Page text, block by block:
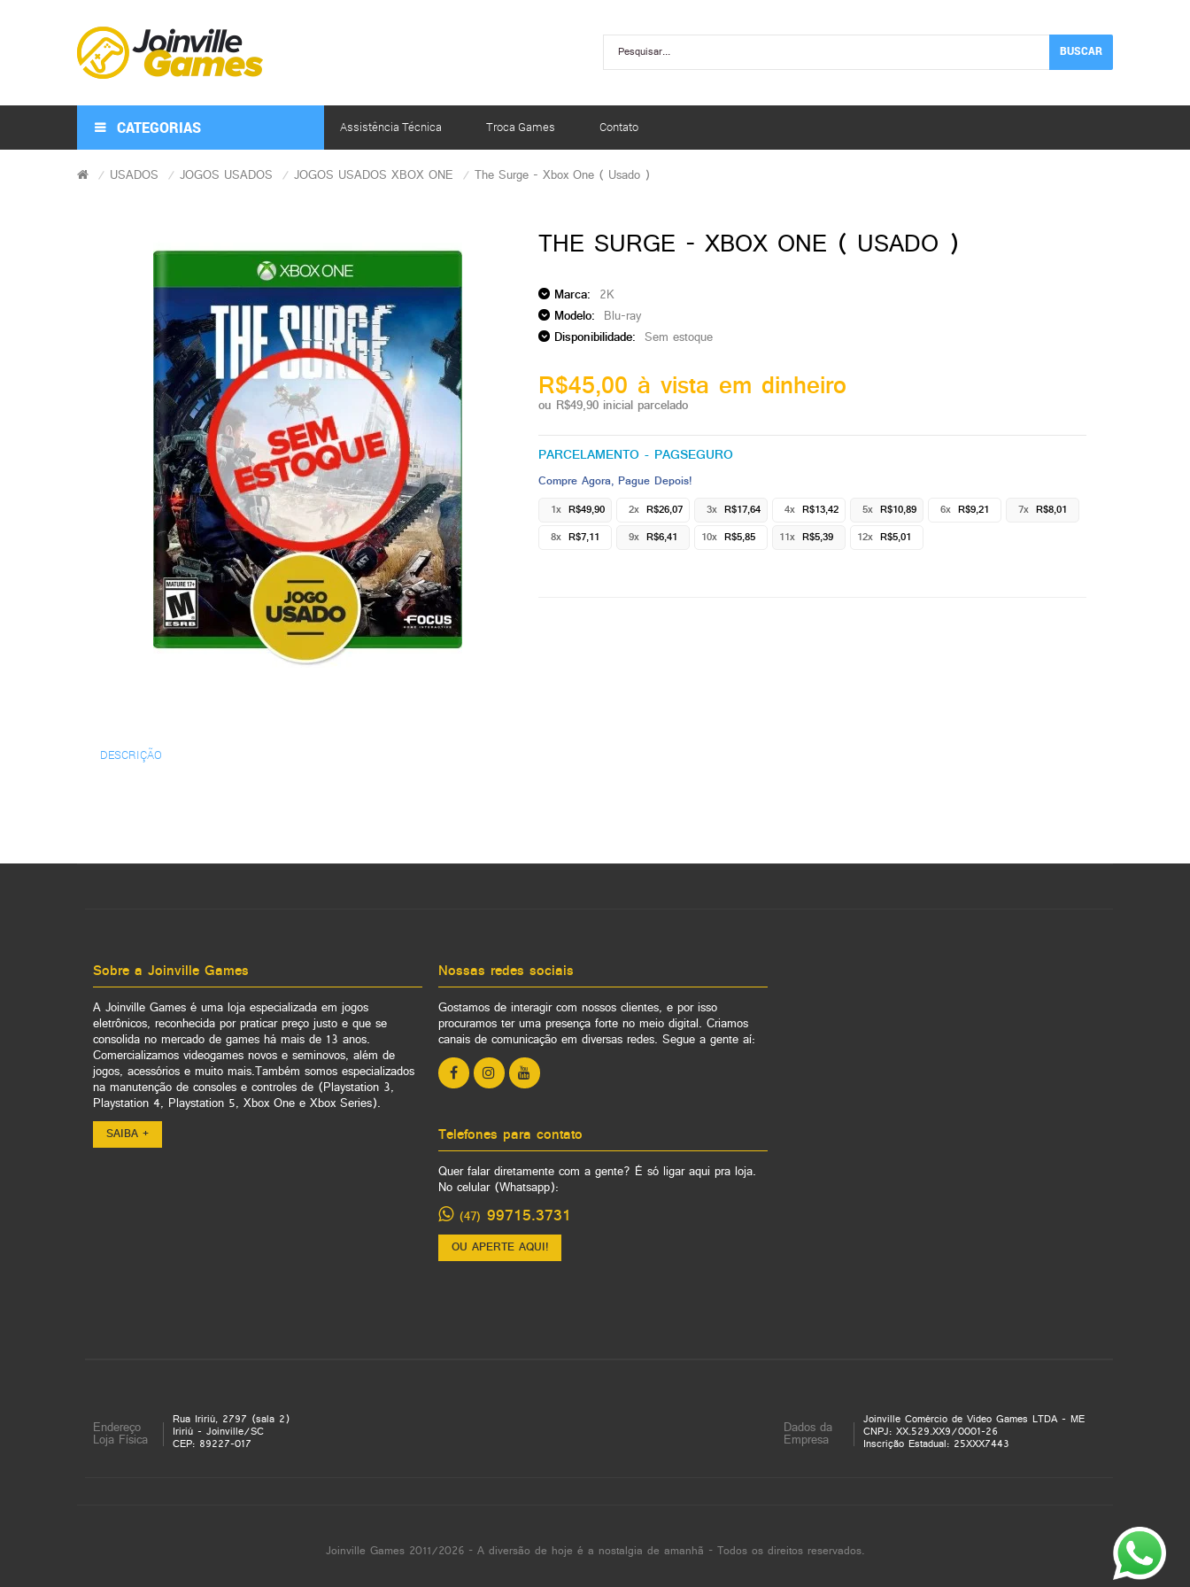
BUSCAR
CATEGORIAS Assistência Técnica Troca Games Contato
USADOS JOGOS USADOS JOGOS USADOS XBOX ONE The Surge - Xbox One ( Usado )
THE SURGE - XBOX ONE ( USADO )
Marca: 2K
Modelo: Blu-ray
Disponibilidade: Sem estoque
R$45,00 à vista em dinheiro
ou R$49,90 inicial parcelado
PARCELAMENTO - PAGSEGURO
Compre Agora, Pague Depois!
1x R$49,90 2x R$26,07 3x R$17,64 4x R$13,42 5x R$10,89 6x R$9,21 7x R$8,01
8x R$7,11 9x R$6,41 10x R$5,85 11x R$5,39 12x R$5,01
DESCRIÇÃO
Sobre a Joinville Games
A Joinville Games é uma loja especializada em jogos
eletrônicos, reconhecida por praticar preço justo e que se
consolida no mercado de games há mais de 13 anos.
Comercializamos videogames novos e seminovos, além de
jogos, acessórios e muito mais.Também somos especializados
na manutenção de consoles e controles de (Playstation 3,
Playstation 4, Playstation 5, Xbox One e Xbox Series).
SAIBA +
Nossas redes sociais
Gostamos de interagir com nossos clientes, e por isso
procuramos ter uma presença forte no meio digital. Criamos
canais de comunicação em diversas redes. Segue a gente aí:
Telefones para contato
Quer falar diretamente com a gente? É só ligar aqui pra loja.
No celular (Whatsapp):
(47) 99715.3731
OU APERTE AQUI!
Endereço
Loja Física
Rua Iririú, 2797 (sala 2)
Iririú - Joinville/SC
CEP: 89227-017
Dados da
Empresa
Joinville Comércio de Video Games LTDA - ME
CNPJ: XX.529.XX9/0001-26
Inscrição Estadual: 25XXX7443
Joinville Games 2011/2026 - A diversão de hoje é a nostalgia de amanhã - Todos os direitos reservados.